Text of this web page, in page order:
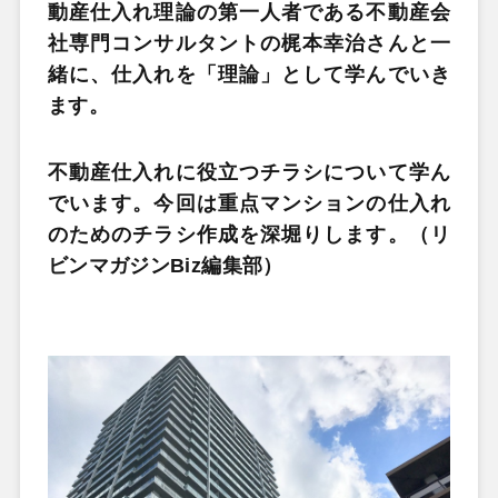
動産仕入れ理論の第一人者である不動産会
社専門コンサルタントの梶本幸治さんと一
緒に、仕入れを「理論」として学んでいき
ます。
不動産仕入れに役立つチラシについて学ん
でいます。今回は重点マンションの仕入れ
のためのチラシ作成を深堀りします。（リ
ビンマガジンBiz編集部）